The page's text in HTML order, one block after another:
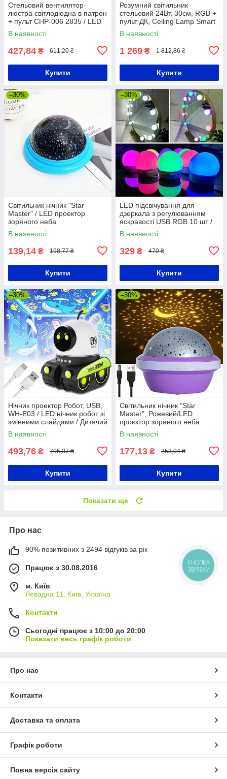
Стельовий вентилятор-
люстра світлодіодна в патрон
+ пульт CHP-006 2835 / LED
люстра з вентилятором /
Стельовий лед вентилятор
В наявності
427,84 ₴ 611,20 ₴
Купити
Розумний світильник
стельовий 24Вт, 30см, RGB +
пульт ДК, Ceiling Lamp Smart
/ LED люстра світлодіодна
В наявності
1 269 ₴ 1 812,86 ₴
Купити
–30%
Світильник нічник "Star
Master" / LED проектор
зоряного неба
В наявності
139,14 ₴ 198,77 ₴
Купити
–30%
LED підсвічування для
дзеркала з регулюванням
яскравості USB RGB 10 шт /
Світлодіодні лампочки для
гримерного дзеркала
В наявності
329 ₴ 470 ₴
Купити
–30%
Нічник проектор Робот, USB,
WH-E03 / LED нічник робот зі
змінними слайдами / Дитячий
нічник
В наявності
493,76 ₴ 705,37 ₴
Купити
–30%
Світильник нічник "Star
Master", Рожевий/LED
проєктор зоряного неба
В наявності
177,13 ₴ 253,04 ₴
Купити
Показати ще
Про нас
90% позитивних з 2494 відгуків за рік
Працює з 30.08.2016
м. Київ
Левадна 11, Київ, Україна
Контакти
Сьогодні працює з 10:00 до 20:00
Показати весь графік роботи
Про нас
Контакти
Доставка та оплата
Графік роботи
Повна версія сайту
КНОПКА
ЗВ'ЯЗКУ